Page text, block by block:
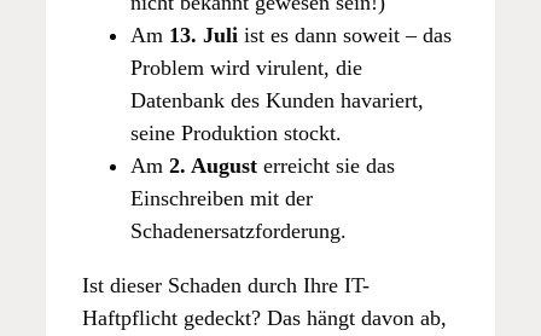
Am 13. Juli ist es dann soweit – das
Problem wird virulent, die
Datenbank des Kunden havariert,
seine Produktion stockt.
Am 2. August erreicht sie das
Einschreiben mit der
Schadenersatzforderung.
Ist dieser Schaden durch Ihre IT-
Haftpflicht gedeckt? Das hängt davon ab,